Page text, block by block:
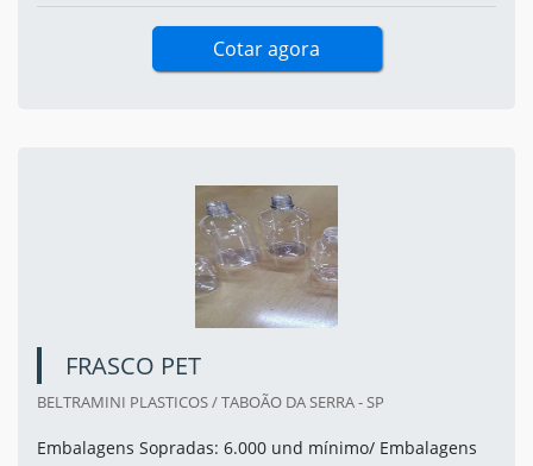
Cotar agora
FRASCO PET
BELTRAMINI PLASTICOS / TABOÃO DA SERRA - SP
Embalagens Sopradas: 6.000 und mínimo/ Embalagens